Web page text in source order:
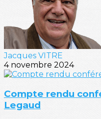
Jacques VITRE
4 novembre 2024
Compte rendu
Legaud